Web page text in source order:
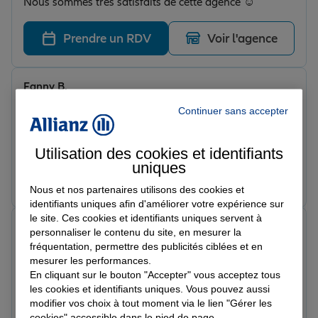
Prendre un RDV Voir l'agence
Le 22/05/2026 - Agence MONTASTRUC
Merci beaucoup aux filles de l’agence pour ce
! Et moins cher que celle que je payais ailleurs depuis
des années , j’aurais su je serai venu avant ! Merci
beaucoup ☺️
Fanny B.
Prendre un RDV
Note de 5 sur 5
Le 22/05/2026 - Agence MONTASTRUC
Accueil chaleureuse
Prendre un RDV Voir l'agence
Continuer sans accepter
Utilisation des cookies et identifiants
uniques
Nous et nos partenaires utilisons des cookies et
identifiants uniques afin d'améliorer votre expérience sur
le site. Ces cookies et identifiants uniques servent à
personnaliser le contenu du site, en mesurer la
fréquentation, permettre des publicités ciblées et en
mesurer les performances.
En cliquant sur le bouton "Accepter" vous acceptez tous
les cookies et identifiants uniques. Vous pouvez aussi
modifier vos choix à tout moment via le lien "Gérer les